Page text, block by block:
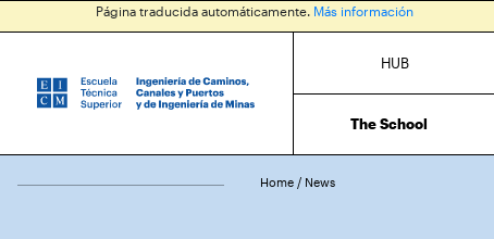
Página traducida automáticamente. Más información
HUB
The School
Home / News